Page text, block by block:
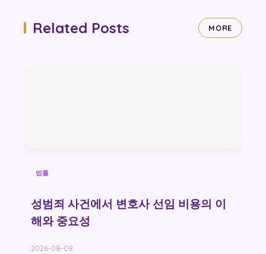
Related Posts MORE
법률
성범죄 사건에서 변호사 선임 비용의 이
해와 중요성
2026-08-08